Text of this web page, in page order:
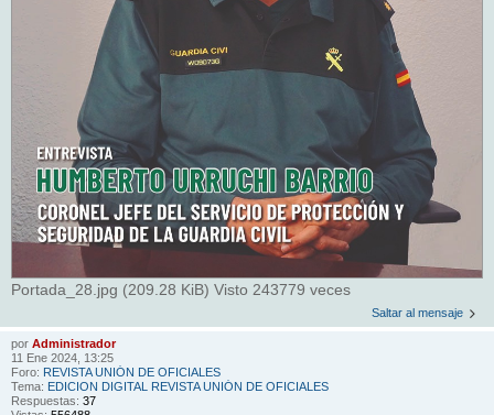
Portada_28.jpg (209.28 KiB) Visto 243779 veces
Saltar al mensaje
por Administrador
11 Ene 2024, 13:25
Foro: REVISTA UNIÓN DE OFICIALES
Tema: EDICION DIGITAL REVISTA UNIÓN DE OFICIALES
Respuestas: 37